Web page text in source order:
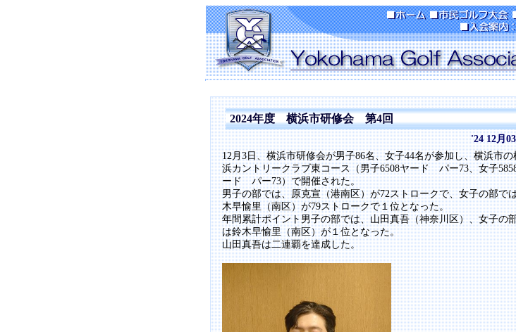
2024年度 横浜市研修会 第4回
'24 12月
12月3日、横浜市研修会が男子86名、女子44名が参加し、横浜市の
浜カントリークラブ東コース（男子6508ヤード パー73、女子
ード パー73）で開催された。
男子の部では、原克宣（港南区）が72ストロークで、女子の部で
木早愉里（南区）が79ストロークで１位となった。
年間累計ポイント男子の部では、山田真吾（神奈川区）、女子の
は鈴木早愉里（南区）が１位となった。
山田真吾は二連覇を達成した。